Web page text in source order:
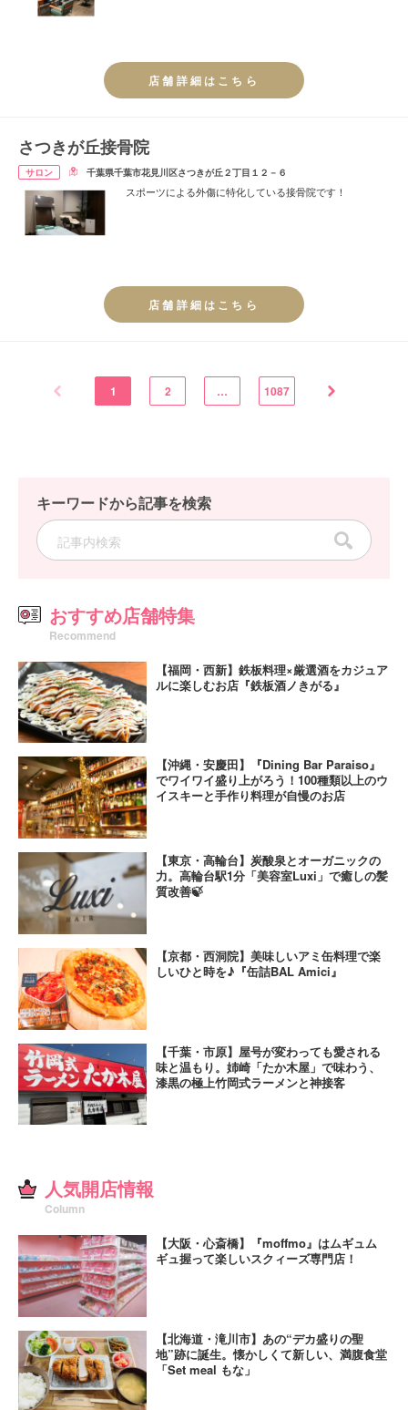
店舗詳細はこちら
さつきが丘接骨院
サロン 千葉県千葉市花見川区さつきが丘２丁目１２－６
スポーツによる外傷に特化している接骨院です！
店舗詳細はこちら
1 2 … 1087
キーワードから記事を検索
おすすめ店舗特集
Recommend
【福岡・西新】鉄板料理×厳選酒をカジュア
ルに楽しむお店『鉄板酒ノきがる』
【沖縄・安慶田】『Dining Bar Paraiso』
でワイワイ盛り上がろう！100種類以上のウ
イスキーと手作り料理が自慢のお店
【東京・高輪台】炭酸泉とオーガニックの
力。高輪台駅1分「美容室Luxi」で癒しの髪
質改善🍃
【京都・西洞院】美味しいアミ缶料理で楽
しいひと時を♪『缶詰BAL Amici』
【千葉・市原】屋号が変わっても愛される
味と温もり。姉崎「たか木屋」で味わう、
漆黒の極上竹岡式ラーメンと神接客
人気開店情報
Column
【大阪・心斎橋】『moffmo』はムギュム
ギュ握って楽しいスクィーズ専門店！
【北海道・滝川市】あの“デカ盛りの聖
地”跡に誕生。懐かしくて新しい、満腹食堂
「Set meal もな」